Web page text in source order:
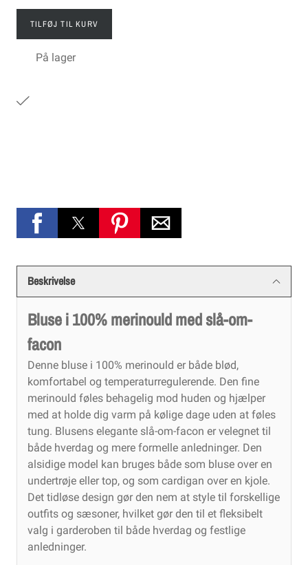
TILFØJ TIL KURV
På lager
Beskrivelse
Bluse i 100% merinould med slå-om-
facon
Denne bluse i 100% merinould er både blød,
komfortabel og temperaturregulerende. Den fine
merinould føles behagelig mod huden og hjælper
med at holde dig varm på kølige dage uden at føles
tung. Blusens elegante slå-om-facon er velegnet til
både hverdag og mere formelle anledninger. Den
alsidige model kan bruges både som bluse over en
undertrøje eller top, og som cardigan over en kjole.
Det tidløse design gør den nem at style til forskellige
outfits og sæsoner, hvilket gør den til et fleksibelt
valg i garderoben til både hverdag og festlige
anledninger.